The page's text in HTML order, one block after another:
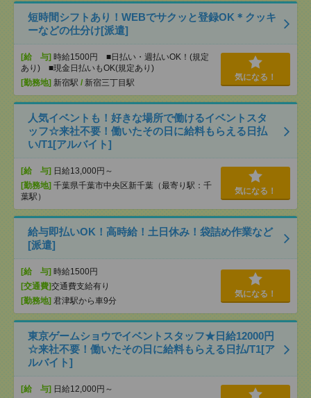
短時間シフトあり！WEBでサクッと登録OK＊クッキ
ーなどの仕分け[派遣]
[給 与] 時給1500円 ■日払い・週払いOK！(規定
あり) ■現金日払いもOK(規定あり)
[勤務地] 新宿駅 / 新宿三丁目駅
気になる！
人気イベントも！好きな場所で働けるイベントスタ
ッフ☆来社不要！働いたその日に給料もらえる日払
い/T1[アルバイト]
[給 与] 日給13,000円～
[勤務地] 千葉県千葉市中央区新千葉（最寄り駅：千
葉駅）
気になる！
給与即払いOK！高時給！土日休み！袋詰め作業など
[派遣]
[給 与] 時給1500円
[交通費]交通費支給有り
[勤務地] 君津駅から車9分
気になる！
東京ゲームショウでイベントスタッフ★日給12000円
☆来社不要！働いたその日に給料もらえる日払/T1[ア
ルバイト]
[給 与] 日給12,000円～